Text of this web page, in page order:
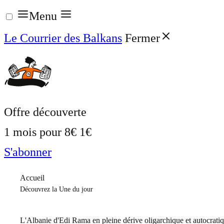
Aller
au
contenu
Menu
Le Courrier des Balkans Fermer
Offre découverte
1 mois pour 8€ 1€
S'abonner
Accueil
Découvrez la Une du jour
L'Albanie d'Edi Rama en pleine dérive oligarchique et